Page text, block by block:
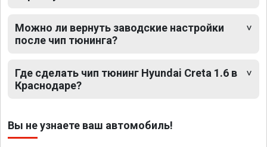
Можно ли вернуть заводские настройки
после чип тюнинга?
Где сделать чип тюнинг Hyundai Creta 1.6 в
Краснодаре?
Вы не узнаете ваш автомобиль!